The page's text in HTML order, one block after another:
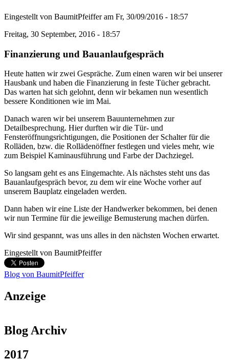
Eingestellt von BaumitPfeifferam Fr, 30/09/2016 - 18:57
Freitag, 30 September, 2016 - 18:57
Finanzierung und Bauanlaufgespräch
Heute hatten wir zwei Gespräche. Zum einen waren wir bei unserer
Hausbank und haben die Finanzierung in feste Tücher gebracht.
Das warten hat sich gelohnt, denn wir bekamen nun wesentlich
bessere Konditionen wie im Mai.
Danach waren wir bei unserem Bauunternehmen zur
Detailbesprechung. Hier durften wir die Tür- und
Fensteröffnungsrichtigungen, die Positionen der Schalter für die
Rolläden, bzw. die Rollädenöffner festlegen und vieles mehr, wie
zum Beispiel Kaminausführung und Farbe der Dachziegel.
So langsam geht es ans Eingemachte. Als nächstes steht uns das
Bauanlaufgespräch bevor, zu dem wir eine Woche vorher auf
unserem Bauplatz eingeladen werden.
Dann haben wir eine Liste der Handwerker bekommen, bei denen
wir nun Termine für die jeweilige Bemusterung machen dürfen.
Wir sind gespannt, was uns alles in den nächsten Wochen erwartet.
Eingestellt von BaumitPfeiffer
Blog von BaumitPfeiffer
Anzeige
Blog Archiv
2017